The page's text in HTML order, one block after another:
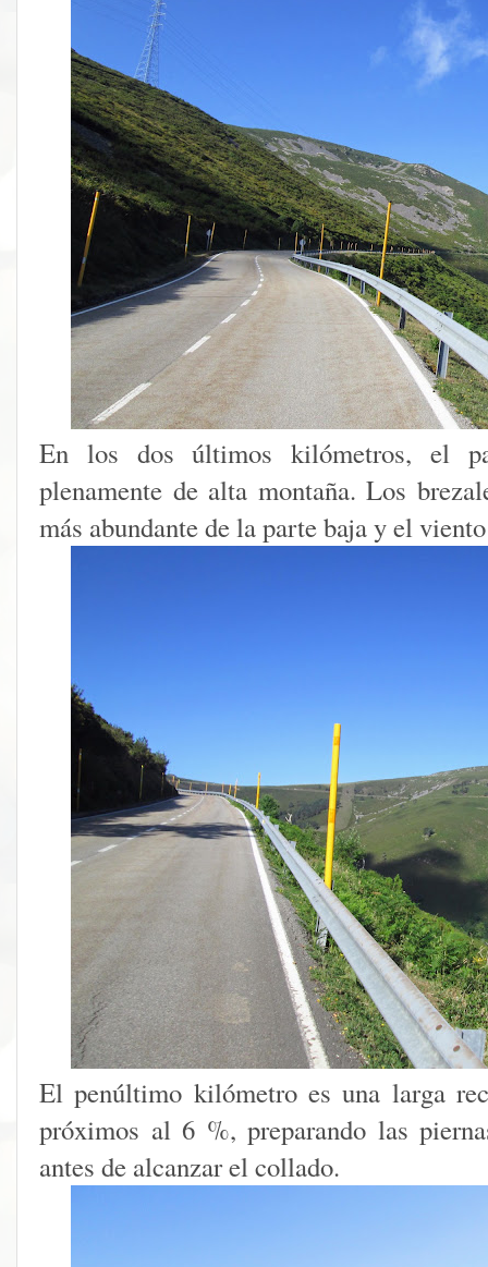
En los dos últimos kilómetros, el
plenamente de alta montaña. Los
más abundante de la parte baja y el
El penúltimo kilómetro es una larga
próximos al 6 %, preparando las
antes de alcanzar el collado.